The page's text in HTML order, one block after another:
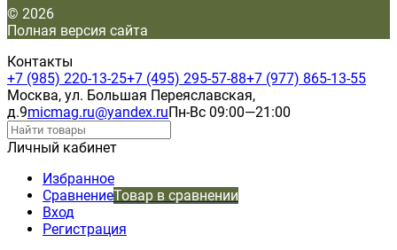
© 2026
Полная версия сайта
Контакты
+7 (985) 220-13-25+7 (495) 295-57-88+7 (977) 865-13-55
Москва, ул. Большая Переяславская,
д.9micmag.ru@yandex.ruПн-Вс 09:00—21:00
Личный кабинет
Избранное
СравнениеТовар в сравнении
Вход
Регистрация